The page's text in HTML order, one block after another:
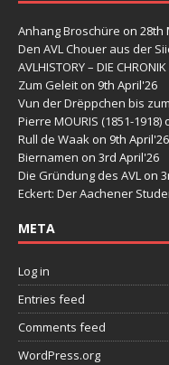
Anhang Broschüre on 28th
Den AVL Chouer aus der
AVLHISTORY – DIE CHRONIK
Zum Geleit on 9th April'26
Vun der Drëppchen bis
Pierre MOURIS (1851-1918)
Rull de Waak on 9th April'26
Biernamen on 3rd April'26
Die Gründung des AVL on
Eckert: Der Aachener
META
Log in
Entries feed
Comments feed
WordPress.org